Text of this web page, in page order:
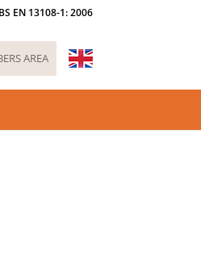
EN 13108-1: 2006
AREA